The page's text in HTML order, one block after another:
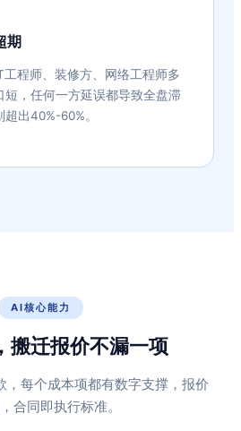
期
程师、装修方、网络工程师多
短，任何一方延误都导致全盘滞
出40%-60%。
AI核心能力
搬迁报价不漏一项
，每个成本项都有数字支撑，报价
合同即执行标准。